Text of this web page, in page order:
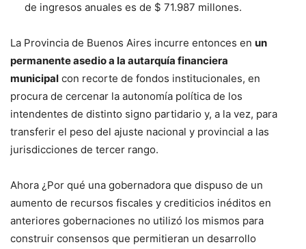
de ingresos anuales es de $ 71.987 millones.
La Provincia de Buenos Aires incurre entonces en un
permanente asedio a la autarquía financiera
municipal con recorte de fondos institucionales, en
procura de cercenar la autonomía política de los
intendentes de distinto signo partidario y, a la vez, para
transferir el peso del ajuste nacional y provincial a las
jurisdicciones de tercer rango.
Ahora ¿Por qué una gobernadora que dispuso de un
aumento de recursos fiscales y crediticios inéditos en
anteriores gobernaciones no utilizó los mismos para
construir consensos que permitieran un desarrollo